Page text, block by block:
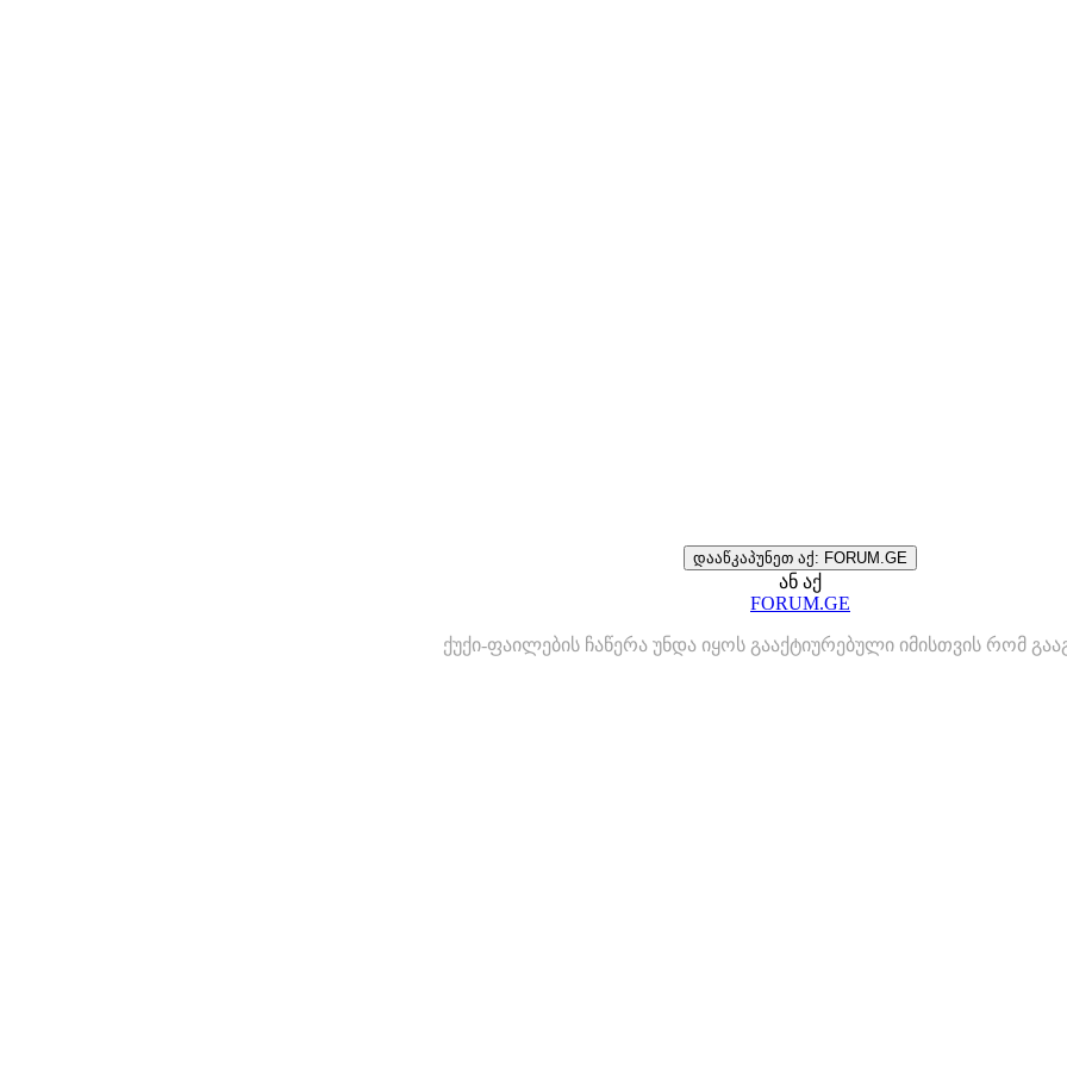
დააწკაპუნეთ აქ: FORUM.GE
ან აქ
FORUM.GE
ქუქი-ფაილების ჩაწერა უნდა იყოს გააქტიურებული იმისთვის რომ